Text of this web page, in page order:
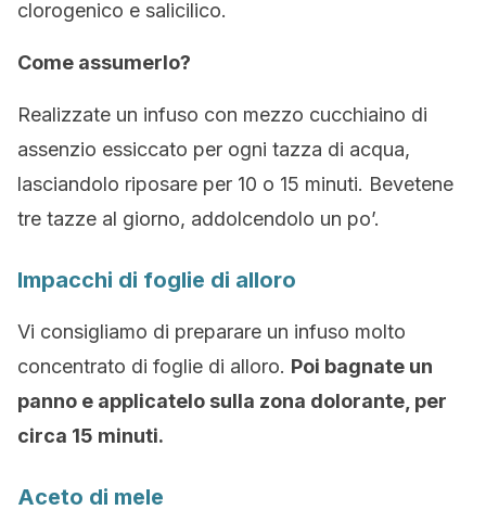
clorogenico e salicilico.
Come assumerlo?
Realizzate un infuso con mezzo cucchiaino di
assenzio essiccato per ogni tazza di acqua,
lasciandolo riposare per 10 o 15 minuti. Bevetene
tre tazze al giorno, addolcendolo un po’.
Impacchi di foglie di alloro
Vi consigliamo di preparare un infuso molto
concentrato di foglie di alloro. Poi bagnate un
panno e applicatelo sulla zona dolorante, per
circa 15 minuti.
Aceto di mele